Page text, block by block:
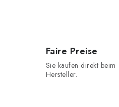
Faire Preise
Sie kaufen direkt beim
Hersteller.